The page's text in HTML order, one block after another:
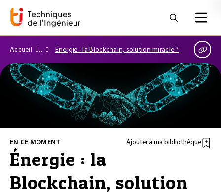
Accueil Énergie : la Blockchain, solution miracle ?
EN CE MOMENT Ajouter à ma bibliothèque
Énergie : la
Blockchain, solution